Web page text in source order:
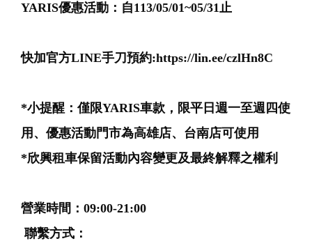
YARIS優惠活動：自113/05/01~05/31止
快加官方LINE手刀預約:https://lin.ee/czlHn8C
*小提醒：僅限YARIS車款，限平日週一至週四使
用、優惠活動門市為高雄店、台南店可使用
*欣興租車保留活動內容變更及最終解釋之權利⁣
營業時間：09:00-21:00
聯繫方式：